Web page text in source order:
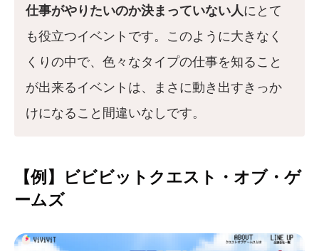
仕事がやりたいのか決まっていない人にとて
も役立つイベントです。このように大きなく
くりの中で、色々なタイプの仕事を知ること
が出来るイベントは、まさに動き出すきっか
けになること間違いなしです。
【例】ビビビットクエスト・オブ・ゲ
ームズ